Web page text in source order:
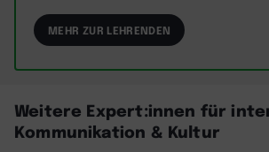
MEHR ZUR LEHRENDEN
Weitere Expert:innen für
Kommunikation & Kultur